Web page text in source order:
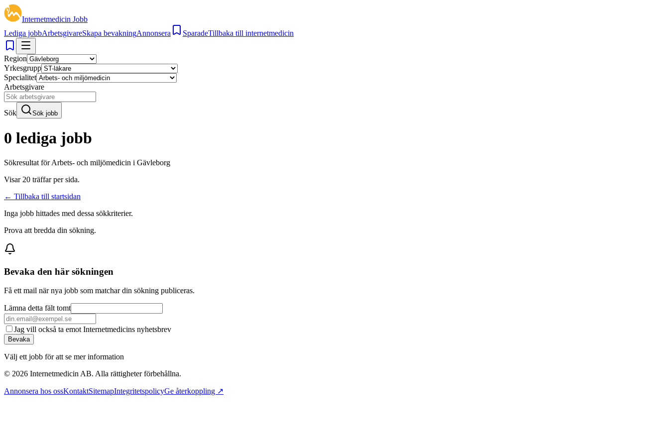
Internetmedicin Jobb
Lediga jobbArbetsgivareSkapa bevakningAnnonsera SparadeTillbaka till internetmedicin
Region
Yrkesgrupp
Specialitet
Arbetsgivare
Sök Sök jobb
0 lediga jobb
Sökresultat förArbets- och miljömedicin i Gävleborg
Visar 20 träffar per sida.
← Tillbaka till startsidan
Inga jobb hittades med dessa sökkriterier.
Prova att bredda din sökning.
Bevaka den här sökningen
Få ett mail när nya jobb som matchar din sökning publiceras.
Lämna detta fält tomt
Jag vill också ta emot Internetmedicins nyhetsbrev
Bevaka
Välj ett jobb för att se mer information
© 2026 Internetmedicin AB. Alla rättigheter förbehållna.
Annonsera hos ossKontaktSitemapIntegritetspolicyGe återkoppling ↗